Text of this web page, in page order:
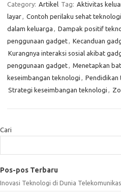
Category: Artikel Tag: Aktivitas
layar, Contoh perilaku sehat teknologi
dalam keluarga , Dampak positif
penggunaan gadget, Kecanduan
Kurangnya interaksi sosial akibat
penggunaan gadget, Menetapkan
keseimbangan teknologi , Pendidikan
Strategi keseimbangan teknologi ,
Cari
Pos-pos Terbaru
Inovasi Teknologi di Dunia